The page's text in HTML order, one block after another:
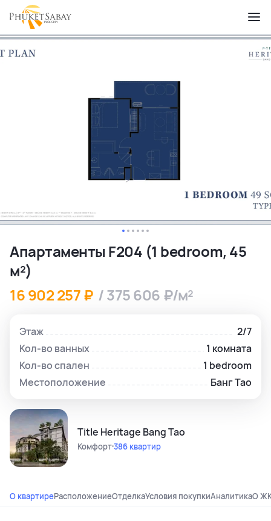
Апартаменты F204 (1 bedroom, 45
м²)
16 902 257 ₽ / 375 606 ₽/м²
Этаж
2/7
Кол-во ванных
1 комната
Кол-во спален
1 bedroom
Местоположение
Банг Тао
Title Heritage Bang Tao
Комфорт386 квартир
О квартиреРасположениеОтделкаУсловия покупкиАналитикаО